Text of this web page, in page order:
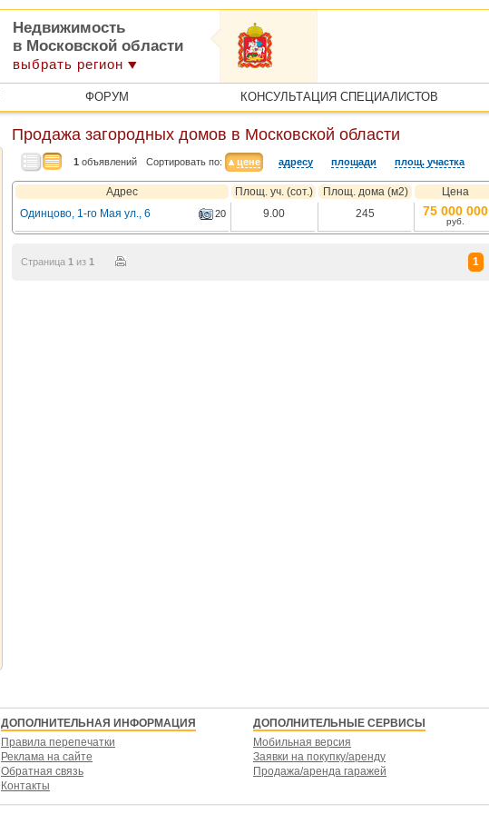
Недвижимость
в Московской области
выбрать регион
ФОРУМ КОНСУЛЬТАЦИЯ СПЕЦИАЛИСТОВ
Продажа загородных домов в Московской области
1 объявлений Сортировать по: цене адресу площади площ. участка
Адрес Площ. уч. (сот.) Площ. дома (м2)
Цена
Одинцово, 1-го Мая ул., 6
20 9.00 245 75 000 000
руб.
Страница 1 из 1 1
ДОПОЛНИТЕЛЬНАЯ ИНФОРМАЦИЯ
Правила перепечатки
Реклама на сайте
Обратная связь
Контакты
ДОПОЛНИТЕЛЬНЫЕ СЕРВИСЫ
Мобильная версия
Заявки на покупку/аренду
Продажа/аренда гаражей